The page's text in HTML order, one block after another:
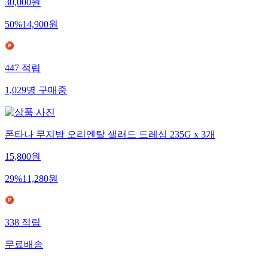
30,000원
50%14,900원
447적립
1,029명구매중
폰타나 무지방 오리엔탈 샐러드 드레싱 235G x 3개
15,800원
29%11,280원
338적립
무료배송